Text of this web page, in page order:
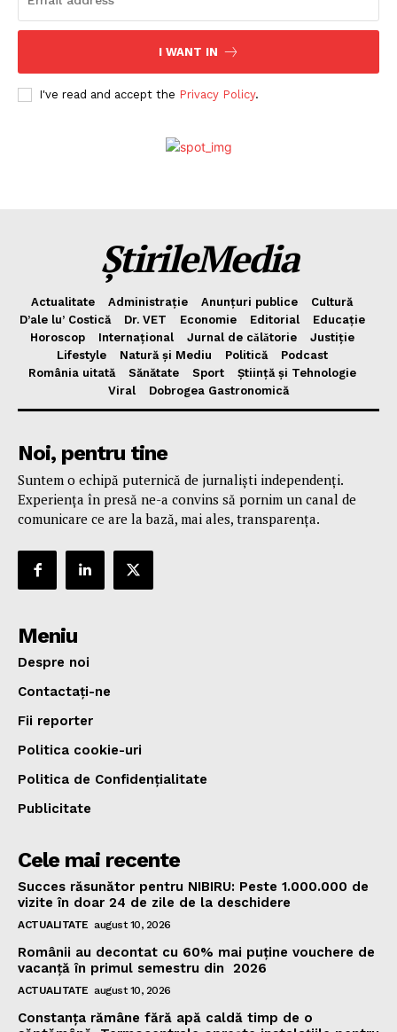
I WANT IN
I've read and accept the Privacy Policy.
ȘtirileMedia
Actualitate Administrație Anunțuri publice
Cultură
D’ale lu’ Costică
Dr. VET Economie Editorial
Educație
Horoscop
Internațional Jurnal de cǎlǎtorie
Justiție
Lifestyle
Natură și Mediu Politică
Podcast
România uitată
Sănătate Sport
Știință și Tehnologie
Viral
Dobrogea Gastronomică
Noi, pentru tine
Suntem o echipă puternică de jurnaliști independenți.
Experiența în presă ne-a convins să pornim un canal de
comunicare ce are la bază, mai ales, transparența.
Meniu
Despre noi
Contactați-ne
Fii reporter
Politica cookie-uri
Politica de Confidențialitate
Publicitate
Cele mai recente
Succes răsunător pentru NIBIRU: Peste 1.000.000 de
vizite în doar 24 de zile de la deschidere
ACTUALITATE august 10, 2026
Românii au decontat cu 60% mai puține vouchere de
vacanță în primul semestru din 2026
ACTUALITATE august 10, 2026
Constanța rămâne fără apă caldă timp de o